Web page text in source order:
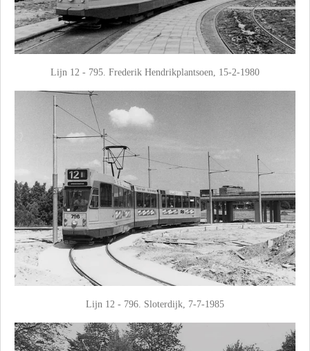
Lijn 12 - 795. Frederik Hendrikplantsoen, 15-2-1980
Lijn 12 - 796. Sloterdijk, 7-7-1985